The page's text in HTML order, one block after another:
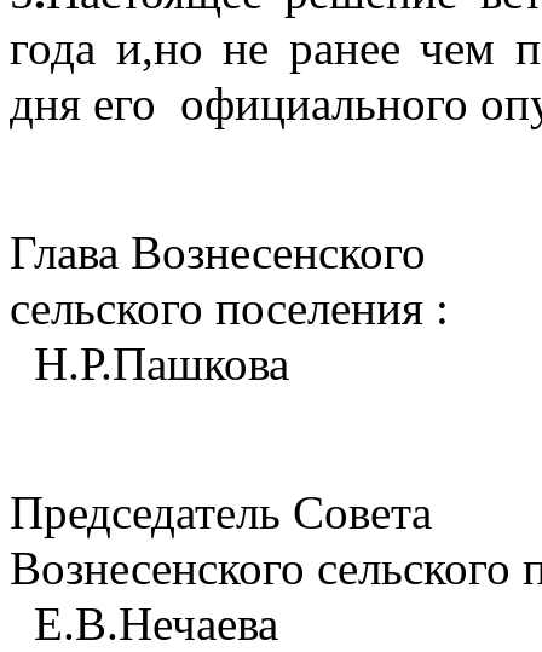
года и,но не ранее чем
дня его  официального
Глава Вознесенского
Н.Р.Пашкова
Председатель Совета
Вознесенского
Е.В.Нечаева